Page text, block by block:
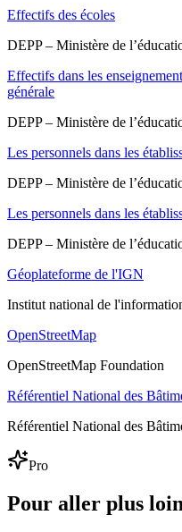
Effectifs des écoles
DEPP – Ministère de
Effectifs dans les
générale
DEPP – Ministère de
Les personnels dans les
DEPP – Ministère de
Les personnels dans les
DEPP – Ministère de
Géoplateforme de l'IGN
Institut national de
OpenStreetMap
OpenStreetMap Foundation
Référentiel National des
Référentiel National des
Pro
Pour aller plus loin